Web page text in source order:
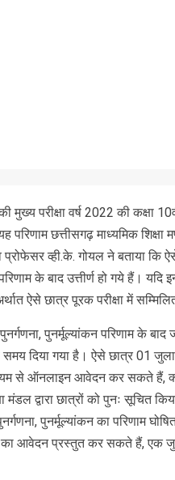
मुख्य परीक्षा वर्ष 2022 की कक्षा
परिणाम छत्तीसगढ़ माध्यमिक
व्ही.के. गोयल ने बताया कि
के बाद उत्तीर्ण हो गये हैं। यदि
ऐसे छात्र पूरक परीक्षा में
पुनर्मूल्यांकन परिणाम के बाद
समय दिया गया है। ऐसे छात्र 01
से ऑनलाइन आवेदन कर सकते हैं,
मंडल द्वारा छात्रों को पुनः सूचित
पुनर्मूल्यांकन का परिणाम
आवेदन प्रस्तुत कर सकते हैं, एक